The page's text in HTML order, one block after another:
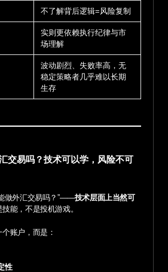
不了解背后逻辑=风险复制
实则更依赖执行纪律与市
场理解
波动剧烈、失败率高，无
稳定策略者几乎难以长期
生存
交易吗？技术可以学，风险不可
做外汇交易吗？”——技术层面上当然可
能，不是投机游戏。
账户，而是：
性